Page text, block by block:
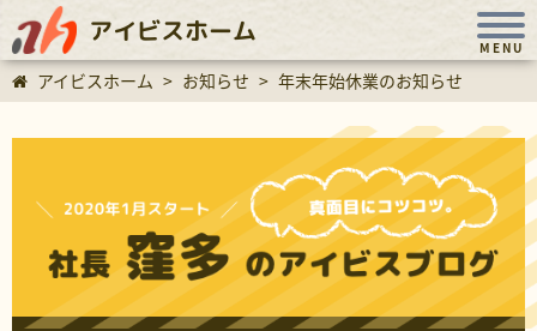
アイビスホーム
MENU
アイビスホーム > お知らせ > 年末年始休業のお知らせ